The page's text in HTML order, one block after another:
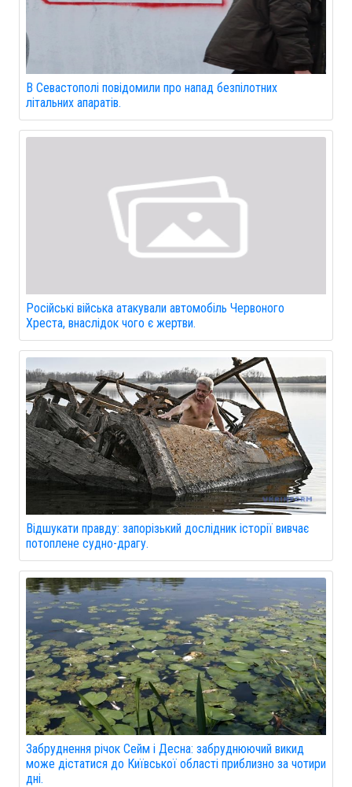
В Севастополі повідомили про напад безпілотних
літальних апаратів.
Російські війська атакували автомобіль Червоного
Хреста, внаслідок чого є жертви.
Відшукати правду: запорізький дослідник історії вивчає
потоплене судно-драгу.
Забруднення річок Сейм і Десна: забруднюючий викид
може дістатися до Київської області приблизно за чотири
дні.